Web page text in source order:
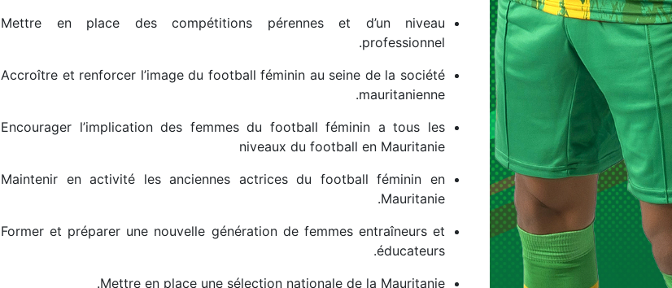
Mettre en place des compétitions pérennes et d’un niveau
professionnel.
Accroître et renforcer l’image du football féminin au seine de la société
mauritanienne.
Encourager l’implication des femmes du football féminin a tous les
niveaux du football en Mauritanie
Maintenir en activité les anciennes actrices du football féminin en
Mauritanie.
Former et préparer une nouvelle génération de femmes entraîneurs et
éducateurs.
Mettre en place une sélection nationale de la Mauritanie.